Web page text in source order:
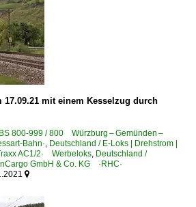
17.09.21 mit einem Kesselzug durch
800-999 / 800 Würzburg – Gemünden –
Bahn· Deutschland / E-Loks | Drehstrom |
AC1/2· Werbeloks Deutschland /
GmbH & Co. KG ·RHC·
